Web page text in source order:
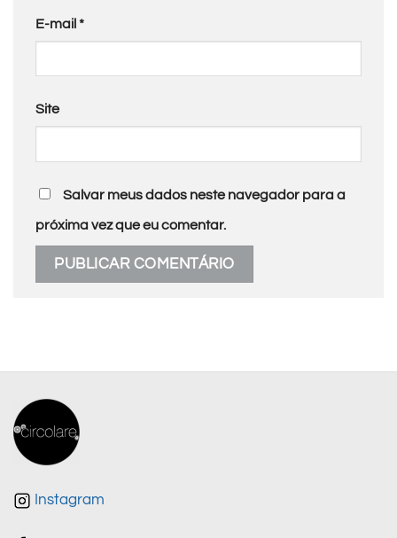
E-mail *
Site
Salvar meus dados neste navegador para a
próxima vez que eu comentar.
Instagram